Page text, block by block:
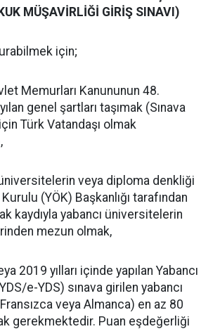
MÜŞAVİRLİĞİ GİRİŞ SINAVI)
için;
Memurları Kanununun 48.
genel şartları taşımak (Sınava
Türk Vatandaşı olmak
veya diploma denkliği
(YÖK) Başkanlığı tarafından
kaydıyla yabancı üniversitelerin
mezun olmak,
2019 yılları içinde yapılan Yabancı
e-YDS) sınava girilen yabancı
veya Almanca) en az 80
gerekmektedir. Puan eşdeğerliği